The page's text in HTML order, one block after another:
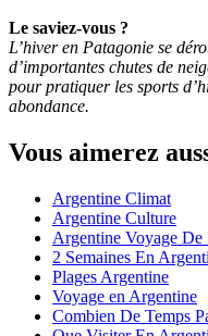
Le saviez-vous ?
L’hiver en Patagonie se
d’importantes chutes de
pour pratiquer les sports
abondance.
Vous aimerez
Argentine Climat
Argentine Culture
Argentine Voyage De
2 Semaines En
Plages Argentine
Voyage en Argentine
Combien De Temps